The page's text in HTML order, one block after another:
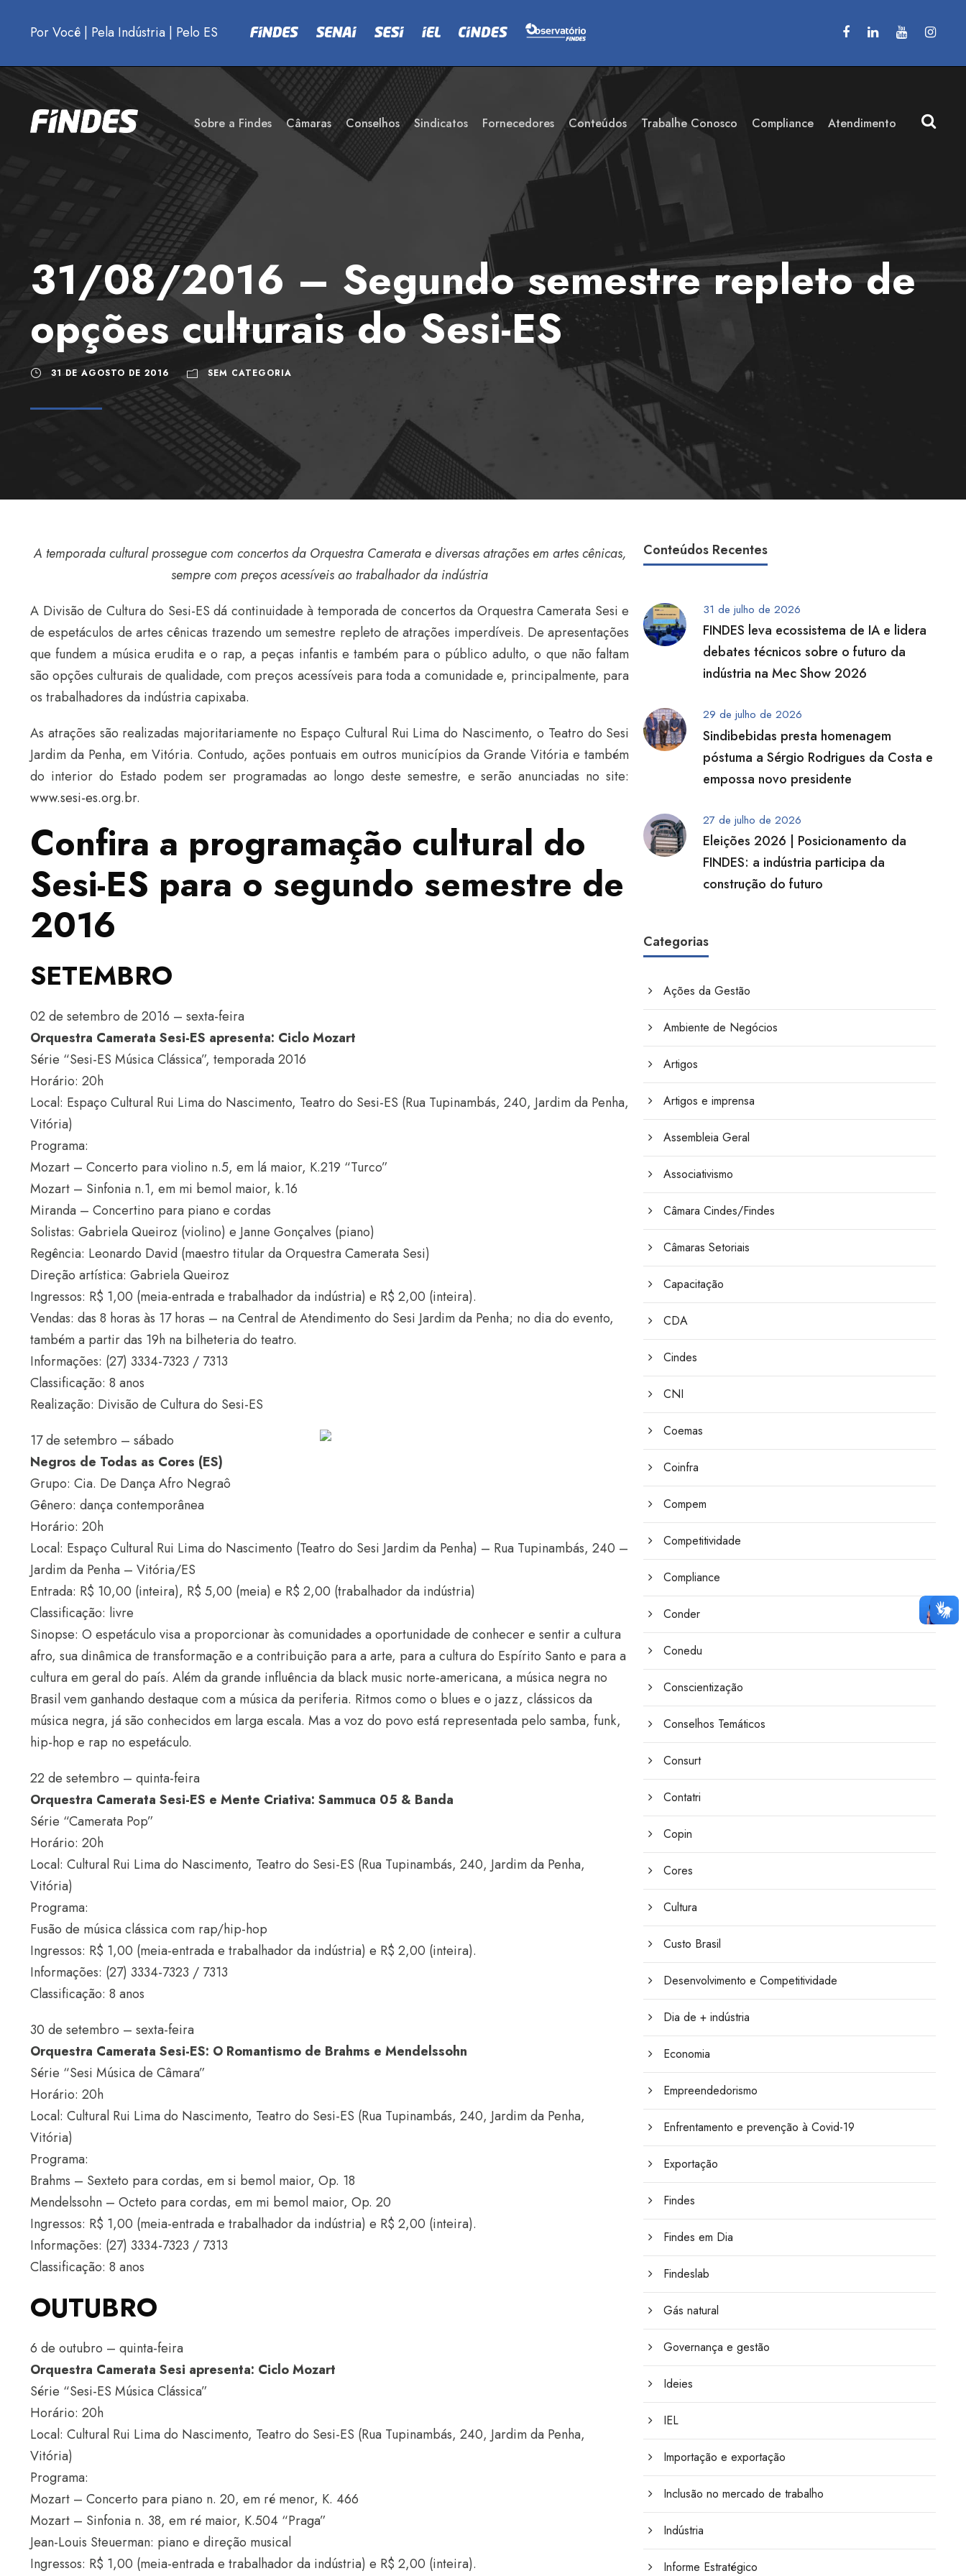
Por Você | Pela Indústria | Pelo ES
Sobre a Findes Câmaras Conselhos Sindicatos Fornecedores Conteúdos Trabalhe Conosco Compliance Atendimento
31/08/2016 – Segundo semestre repleto de
opções culturais do Sesi-ES
31 DE AGOSTO DE 2016 SEM CATEGORIA
A temporada cultural prossegue com concertos da Orquestra Camerata e diversas atrações em artes cênicas,
sempre com preços acessíveis ao trabalhador da indústria
A Divisão de Cultura do Sesi-ES dá continuidade à temporada de concertos da Orquestra Camerata Sesi e
de espetáculos de artes cênicas trazendo um semestre repleto de atrações imperdíveis. De apresentações
que fundem a música erudita e o rap, a peças infantis e também para o público adulto, o que não faltam
são opções culturais de qualidade, com preços acessíveis para toda a comunidade e, principalmente, para
os trabalhadores da indústria capixaba.
As atrações são realizadas majoritariamente no Espaço Cultural Rui Lima do Nascimento, o Teatro do Sesi
Jardim da Penha, em Vitória. Contudo, ações pontuais em outros municípios da Grande Vitória e também
do interior do Estado podem ser programadas ao longo deste semestre, e serão anunciadas no site:
www.sesi-es.org.br.
Confira a programação cultural do
Sesi-ES para o segundo semestre de
2016
SETEMBRO
02 de setembro de 2016 – sexta-feira
Orquestra Camerata Sesi-ES apresenta: Ciclo Mozart
Série “Sesi-ES Música Clássica”, temporada 2016
Horário: 20h
Local: Espaço Cultural Rui Lima do Nascimento, Teatro do Sesi-ES (Rua Tupinambás, 240, Jardim da Penha,
Vitória)
Programa:
Mozart – Concerto para violino n.5, em lá maior, K.219 “Turco”
Mozart – Sinfonia n.1, em mi bemol maior, k.16
Miranda – Concertino para piano e cordas
Solistas: Gabriela Queiroz (violino) e Janne Gonçalves (piano)
Regência: Leonardo David (maestro titular da Orquestra Camerata Sesi)
Direção artística: Gabriela Queiroz
Ingressos: R$ 1,00 (meia-entrada e trabalhador da indústria) e R$ 2,00 (inteira).
Vendas: das 8 horas às 17 horas – na Central de Atendimento do Sesi Jardim da Penha; no dia do evento,
também a partir das 19h na bilheteria do teatro.
Informações: (27) 3334-7323 / 7313
Classificação: 8 anos
Realização: Divisão de Cultura do Sesi-ES
17 de setembro – sábado
Negros de Todas as Cores (ES)
Grupo: Cia. De Dança Afro Negraô
Gênero: dança contemporânea
Horário: 20h
Local: Espaço Cultural Rui Lima do Nascimento (Teatro do Sesi Jardim da Penha) – Rua Tupinambás, 240 –
Jardim da Penha – Vitória/ES
Entrada: R$ 10,00 (inteira), R$ 5,00 (meia) e R$ 2,00 (trabalhador da indústria)
Classificação: livre
Sinopse: O espetáculo visa a proporcionar às comunidades a oportunidade de conhecer e sentir a cultura
afro, sua dinâmica de transformação e a contribuição para a arte, para a cultura do Espírito Santo e para a
cultura em geral do país. Além da grande influência da black music norte-americana, a música negra no
Brasil vem ganhando destaque com a música da periferia. Ritmos como o blues e o jazz, clássicos da
música negra, já são conhecidos em larga escala. Mas a voz do povo está representada pelo samba, funk,
hip-hop e rap no espetáculo.
22 de setembro – quinta-feira
Orquestra Camerata Sesi-ES e Mente Criativa: Sammuca 05 & Banda
Série “Camerata Pop”
Horário: 20h
Local: Cultural Rui Lima do Nascimento, Teatro do Sesi-ES (Rua Tupinambás, 240, Jardim da Penha,
Vitória)
Programa:
Fusão de música clássica com rap/hip-hop
Ingressos: R$ 1,00 (meia-entrada e trabalhador da indústria) e R$ 2,00 (inteira).
Informações: (27) 3334-7323 / 7313
Classificação: 8 anos
30 de setembro – sexta-feira
Orquestra Camerata Sesi-ES: O Romantismo de Brahms e Mendelssohn
Série “Sesi Música de Câmara”
Horário: 20h
Local: Cultural Rui Lima do Nascimento, Teatro do Sesi-ES (Rua Tupinambás, 240, Jardim da Penha,
Vitória)
Programa:
Brahms – Sexteto para cordas, em si bemol maior, Op. 18
Mendelssohn – Octeto para cordas, em mi bemol maior, Op. 20
Ingressos: R$ 1,00 (meia-entrada e trabalhador da indústria) e R$ 2,00 (inteira).
Informações: (27) 3334-7323 / 7313
Classificação: 8 anos
OUTUBRO
6 de outubro – quinta-feira
Orquestra Camerata Sesi apresenta: Ciclo Mozart
Série “Sesi-ES Música Clássica”
Horário: 20h
Local: Cultural Rui Lima do Nascimento, Teatro do Sesi-ES (Rua Tupinambás, 240, Jardim da Penha,
Vitória)
Programa:
Mozart – Concerto para piano n. 20, em ré menor, K. 466
Mozart – Sinfonia n. 38, em ré maior, K.504 “Praga”
Jean-Louis Steuerman: piano e direção musical
Ingressos: R$ 1,00 (meia-entrada e trabalhador da indústria) e R$ 2,00 (inteira).
Conteúdos Recentes
31 de julho de 2026
FINDES leva ecossistema de IA e lidera
debates técnicos sobre o futuro da
indústria na Mec Show 2026
29 de julho de 2026
Sindibebidas presta homenagem
póstuma a Sérgio Rodrigues da Costa e
empossa novo presidente
27 de julho de 2026
Eleições 2026 | Posicionamento da
FINDES: a indústria participa da
construção do futuro
Categorias
Ações da Gestão
Ambiente de Negócios
Artigos
Artigos e imprensa
Assembleia Geral
Associativismo
Câmara Cindes/Findes
Câmaras Setoriais
Capacitação
CDA
Cindes
CNI
Coemas
Coinfra
Compem
Competitividade
Compliance
Conder
Conedu
Conscientização
Conselhos Temáticos
Consurt
Contatri
Copin
Cores
Cultura
Custo Brasil
Desenvolvimento e Competitividade
Dia de + indústria
Economia
Empreendedorismo
Enfrentamento e prevenção à Covid-19
Exportação
Findes
Findes em Dia
Findeslab
Gás natural
Governança e gestão
Ideies
IEL
Importação e exportação
Inclusão no mercado de trabalho
Indústria
Informe Estratégico